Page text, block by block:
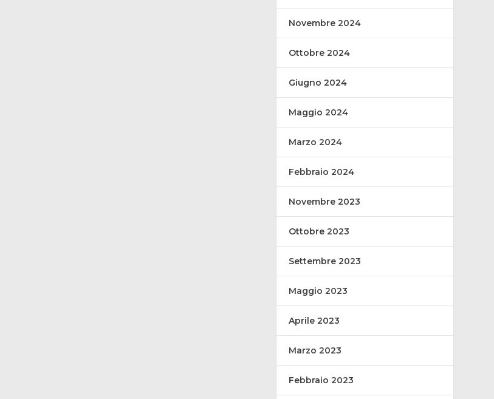
Novembre 2024
Ottobre 2024
Giugno 2024
Maggio 2024
Marzo 2024
Febbraio 2024
Novembre 2023
Ottobre 2023
Settembre 2023
Maggio 2023
Aprile 2023
Marzo 2023
Febbraio 2023